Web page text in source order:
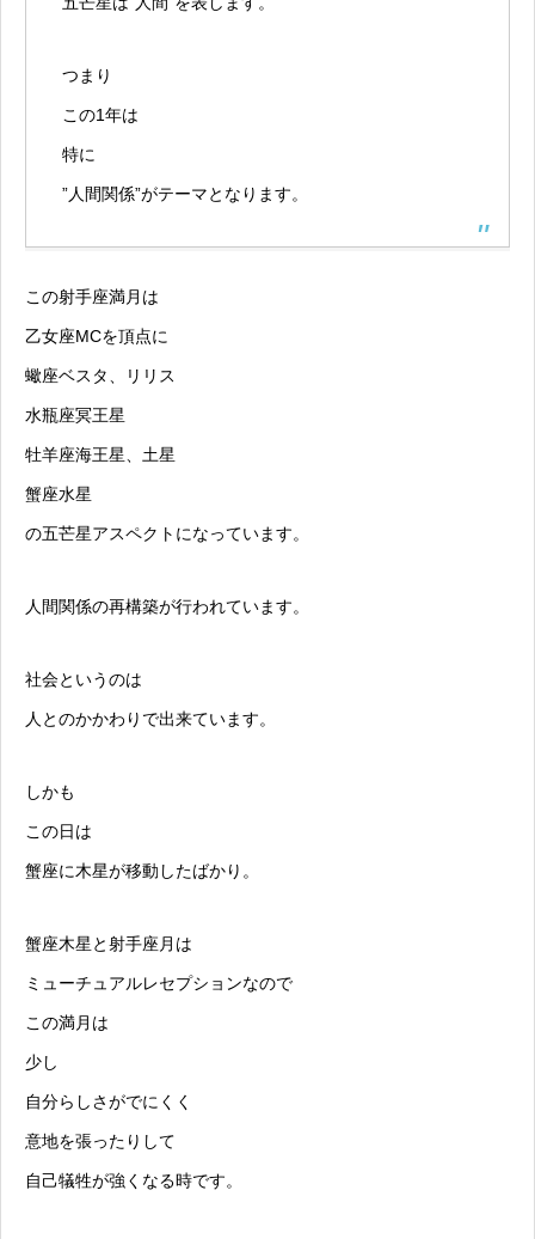
つまり
この1年は
特に
”人間関係”がテーマとなります。
この射手座満月は
乙女座MCを頂点に
蠍座ベスタ、リリス
水瓶座冥王星
牡羊座海王星、土星
蟹座水星
の五芒星アスペクトになっています。
人間関係の再構築が行われています。
社会というのは
人とのかかわりで出来ています。
しかも
この日は
蟹座に木星が移動したばかり。
蟹座木星と射手座月は
ミューチュアルレセプションなので
この満月は
少し
自分らしさがでにくく
意地を張ったりして
自己犠牲が強くなる時です。